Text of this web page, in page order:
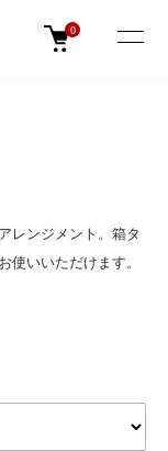
0
レンジメント。箱タ
使いいただけます。